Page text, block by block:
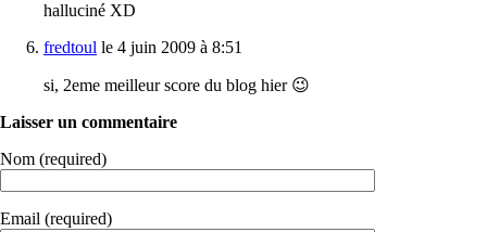
halluciné XD
fredtoul le 4 juin 2009 à 8:51
si, 2eme meilleur score du blog hier 😉
Laisser un commentaire
Nom (required)
Email (required)